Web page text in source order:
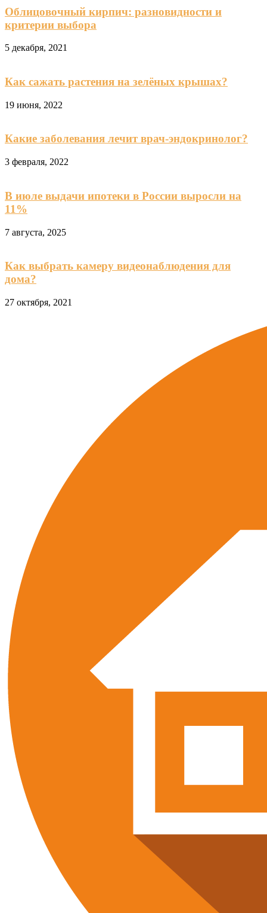
Облицовочный кирпич: разновидности и
критерии выбора
5 декабря, 2021
Как сажать растения на зелёных крышах?
19 июня, 2022
Какие заболевания лечит врач-эндокринолог?
3 февраля, 2022
В июле выдачи ипотеки в России выросли на
11%
7 августа, 2025
Как выбрать камеру видеонаблюдения для
дома?
27 октября, 2021